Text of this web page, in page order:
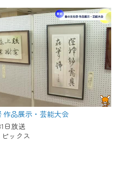
作品展示・芸能大会
日放送
ックス